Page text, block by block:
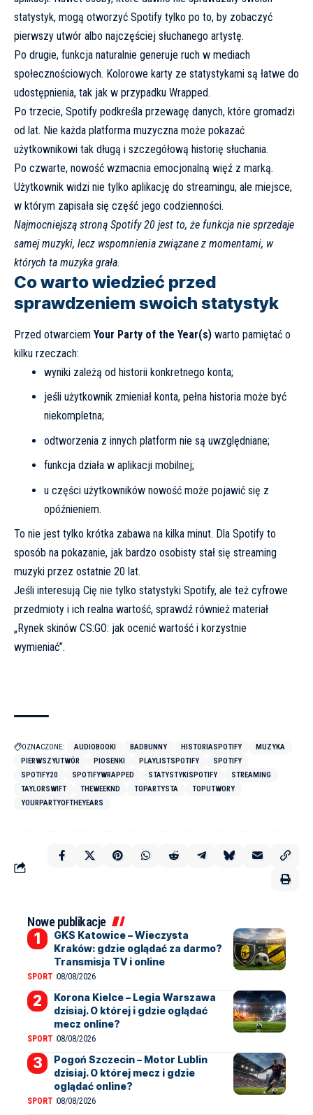
statystyk, mogą otworzyć Spotify tylko po to, by zobaczyć
pierwszy utwór albo najczęściej słuchanego artystę.
Po drugie, funkcja naturalnie generuje ruch w mediach
społecznościowych. Kolorowe karty ze statystykami są łatwe do
udostępnienia, tak jak w przypadku Wrapped.
Po trzecie, Spotify podkreśla przewagę danych, które gromadzi
od lat. Nie każda platforma muzyczna może pokazać
użytkownikowi tak długą i szczegółową historię słuchania.
Po czwarte, nowość wzmacnia emocjonalną więź z marką.
Użytkownik widzi nie tylko aplikację do streamingu, ale miejsce,
w którym zapisała się część jego codzienności.
Najmocniejszą stroną Spotify 20 jest to, że funkcja nie sprzedaje
samej muzyki, lecz wspomnienia związane z momentami, w
których ta muzyka grała.
Co warto wiedzieć przed
sprawdzeniem swoich statystyk
Przed otwarciem Your Party of the Year(s) warto pamiętać o
kilku rzeczach:
wyniki zależą od historii konkretnego konta;
jeśli użytkownik zmieniał konta, pełna historia może być
niekompletna;
odtworzenia z innych platform nie są uwzględniane;
funkcja działa w aplikacji mobilnej;
u części użytkowników nowość może pojawić się z
opóźnieniem.
To nie jest tylko krótka zabawa na kilka minut. Dla Spotify to
sposób na pokazanie, jak bardzo osobisty stał się streaming
muzyki przez ostatnie 20 lat.
Jeśli interesują Cię nie tylko statystyki Spotify, ale też cyfrowe
przedmioty i ich realna wartość, sprawdź również materiał
„Rynek skinów CS:GO: jak ocenić wartość i korzystnie
wymieniać”.
OZNACZONE: AUDIOBOOKI BADBUNNY HISTORIASPOTIFY
MUZYKA
PIERWSZYUTWÓR
PIOSENKI PLAYLISTSPOTIFY
SPOTIFY
SPOTIFY20
SPOTIFYWRAPPED STATYSTYKISPOTIFY
STREAMING
TAYLORSWIFT
THEWEEKND TOPARTYSTA
TOPUTWORY
YOURPARTYOFTHEYEARS
Nowe publikacje
GKS Katowice – Wieczysta
Kraków: gdzie oglądać za darmo?
Transmisja TV i online
SPORT 08/08/2026
Korona Kielce – Legia Warszawa
dzisiaj. O której i gdzie oglądać
mecz online?
SPORT 08/08/2026
Pogoń Szczecin – Motor Lublin
dzisiaj. O której mecz i gdzie
oglądać online?
SPORT 08/08/2026